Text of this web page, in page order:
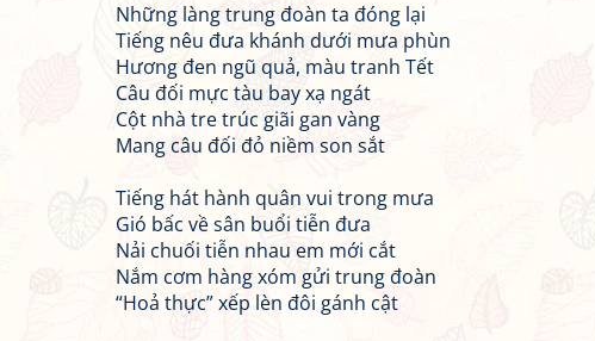
Những làng trung đoàn ta đóng lại
Tiếng nêu đưa khánh dưới mưa phùn
Hương đen ngũ quả, màu tranh Tết
Câu đối mực tàu bay xạ ngát
Cột nhà tre trúc giãi gan vàng
Mang câu đối đỏ niềm son sắt
Tiếng hát hành quân vui trong mưa
Gió bấc về sân buổi tiễn đưa
Nải chuối tiễn nhau em mới cắt
Nắm cơm hàng xóm gửi trung đoàn
“Hoả thực” xếp lèn đôi gánh cật